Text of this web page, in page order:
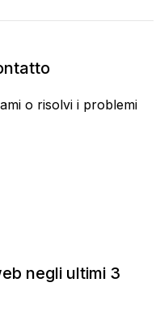
o risolvi i problemi
negli ultimi 3